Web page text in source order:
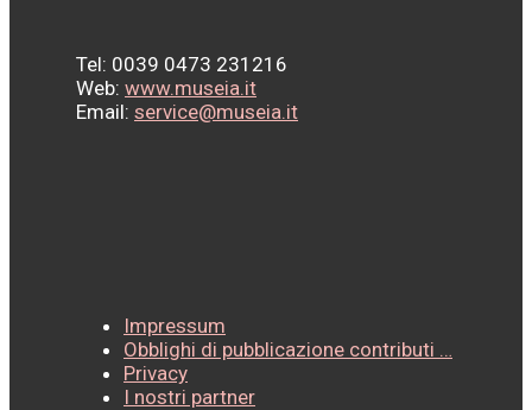
Tel: 0039 0473 231216
Web: www.museia.it
Email: service@museia.it
Impressum
Obblighi di pubblicazione contributi …
Privacy
I nostri partner